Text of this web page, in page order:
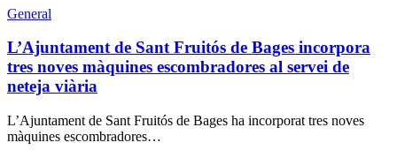
General
L’Ajuntament de Sant Fruitós de Bages incorpora
tres noves màquines escombradores al servei de
neteja viària
L’Ajuntament de Sant Fruitós de Bages ha incorporat tres noves
màquines escombradores…